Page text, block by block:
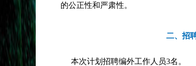
的公正性和严肃性。
二、招
本次计划招聘编外工作人员3名。